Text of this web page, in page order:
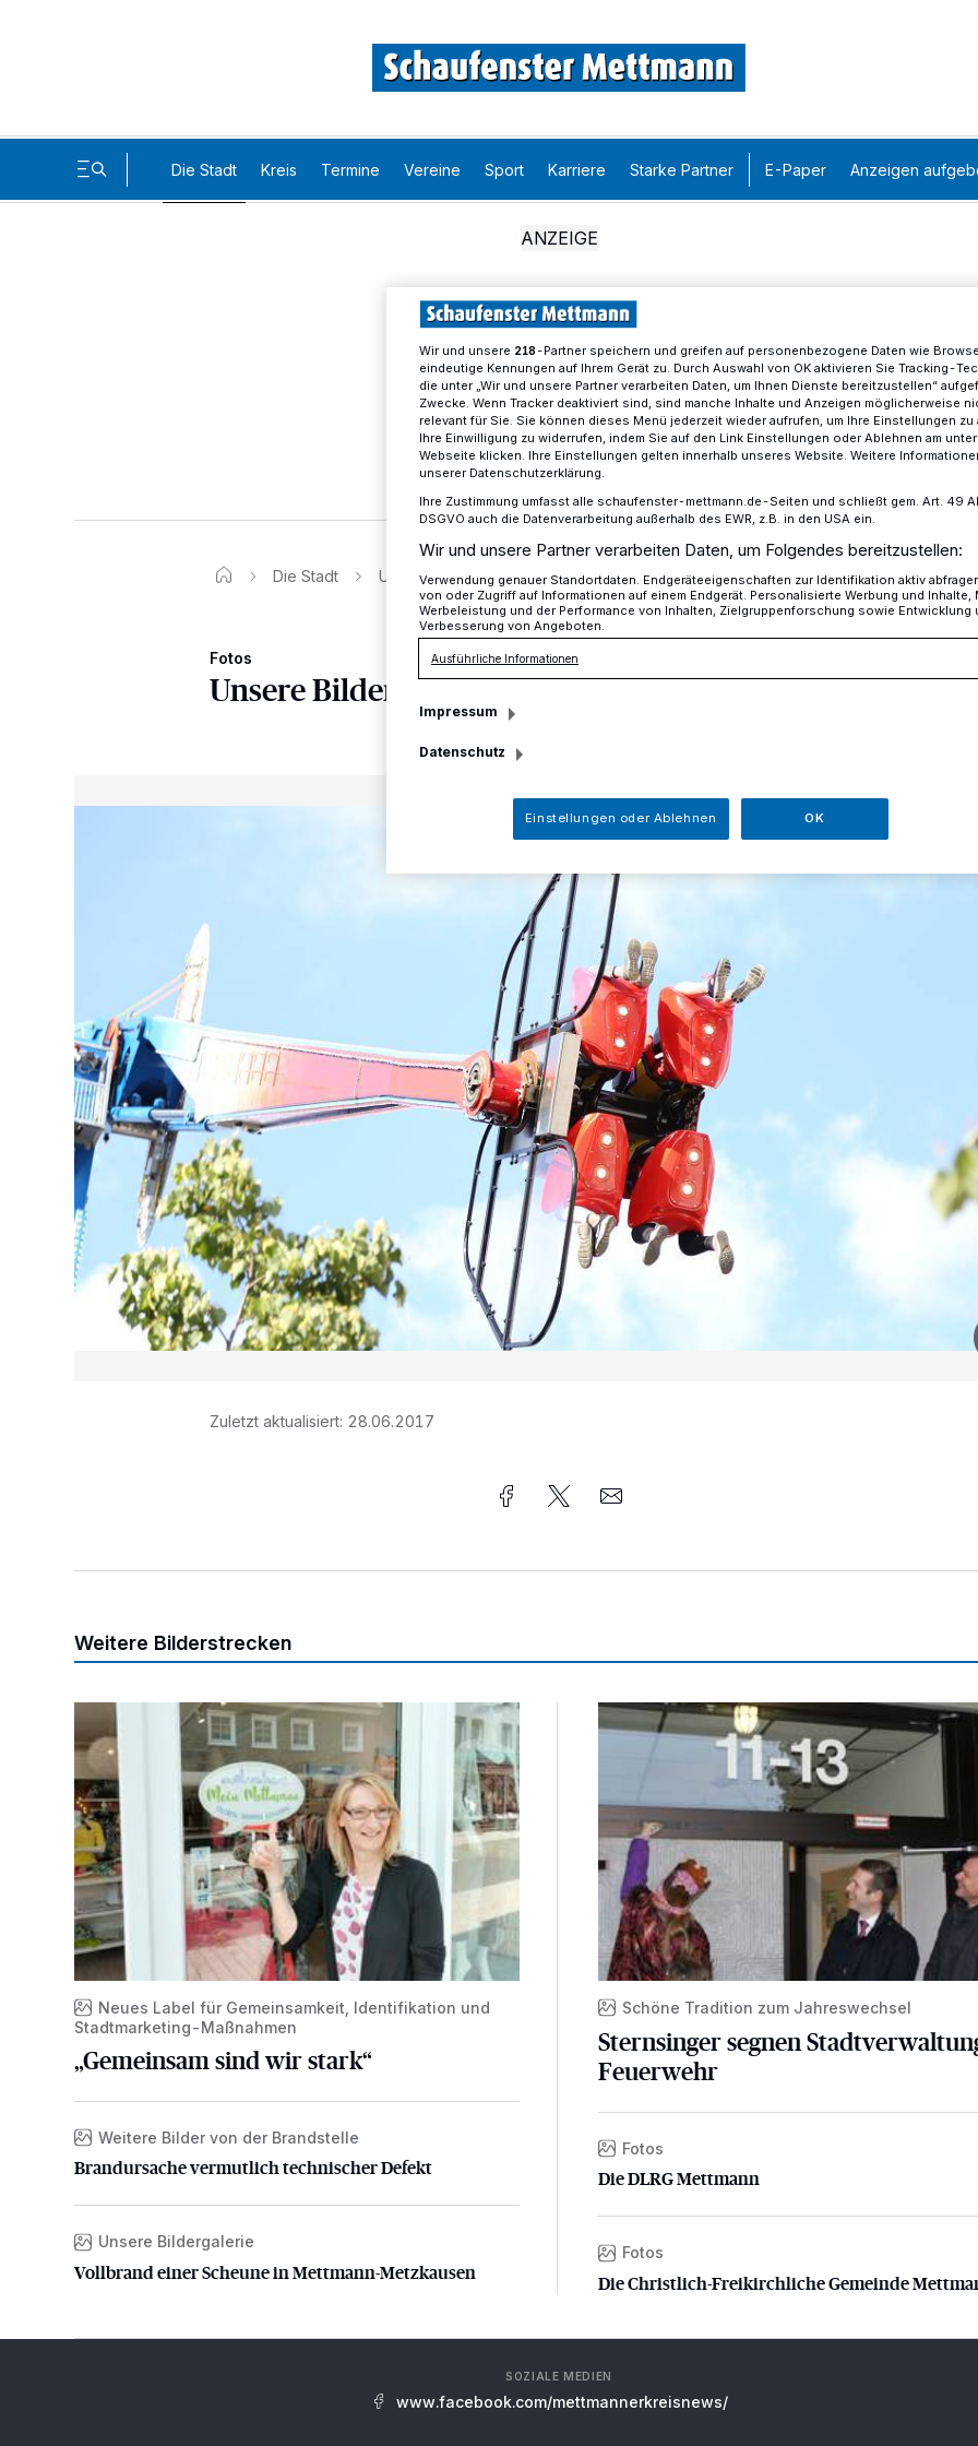
Die Stadt Kreis Termine Vereine Sport Karriere Starke Partner E-Paper Anzeigen
Die Stadt Unsere Bildergalerie zur Kirmes
Fotos
Unsere Bildergalerie zur Kirmes
Zuletzt aktualisiert: 28.06.2017
Weitere Bilderstrecken
„Gemeinsam sind wir stark“
Neues Label für Gemeinsamkeit, Identifikation und
Stadtmarketing-Maßnahmen
„Gemeinsam sind wir stark“
Brandursache vermutlich technischer Defekt
Weitere Bilder von der Brandstelle
Brandursache vermutlich technischer Defekt
Vollbrand einer Scheune in Mettmann-Metzkausen
Unsere Bildergalerie
Vollbrand einer Scheune in Mettmann-Metzkausen
Sternsinger segnen Stadtverwaltung und
Schöne Tradition zum Jahreswechsel
Sternsinger segnen
Feuerwehr
Die DLRG Mettmann
Fotos
Die DLRG Mettmann
Die Christlich-Freikirchliche Gemeinde
Fotos
Die Christlich-Freikirchliche Gemeinde
SOZIALE MEDIEN
www.facebook.com/mettmannerkreisnews/
Wir und unsere 218-Partner speichern und greifen auf personenbezogene Daten wie
eindeutige Kennungen auf Ihrem Gerät zu. Durch Auswahl von OK aktivieren Sie Tracking-
die unter „Wir und unsere Partner verarbeiten Daten, um Ihnen Dienste bereitzustellen“
Zwecke. Wenn Tracker deaktiviert sind, sind manche Inhalte und Anzeigen möglicherweise
relevant für Sie. Sie können dieses Menü jederzeit wieder aufrufen, um Ihre Einstellungen zu
Ihre Einwilligung zu widerrufen, indem Sie auf den Link Einstellungen oder Ablehnen am
Webseite klicken. Ihre Einstellungen gelten innerhalb unseres Website. Weitere
unserer Datenschutzerklärung.
Ihre Zustimmung umfasst alle schaufenster-mettmann.de-Seiten und schließt gem. Art. 49
DSGVO auch die Datenverarbeitung außerhalb des EWR, z.B. in den USA ein.
Wir und unsere Partner verarbeiten Daten, um Folgendes bereitzustellen:
Verwendung genauer Standortdaten. Endgeräteeigenschaften zur Identifikation aktiv
von oder Zugriff auf Informationen auf einem Endgerät. Personalisierte Werbung und Inhalte,
Werbeleistung und der Performance von Inhalten, Zielgruppenforschung sowie Entwicklung
Verbesserung von Angeboten.
Ausführliche Informationen
Impressum
Datenschutz
Einstellungen oder Ablehnen OK